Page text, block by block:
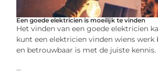
Een goede elektricien is moeilijk te vinden
Het vinden van een goede elektricien
kunt een elektricien vinden wiens werk
en betrouwbaar is met de juiste kennis.
...